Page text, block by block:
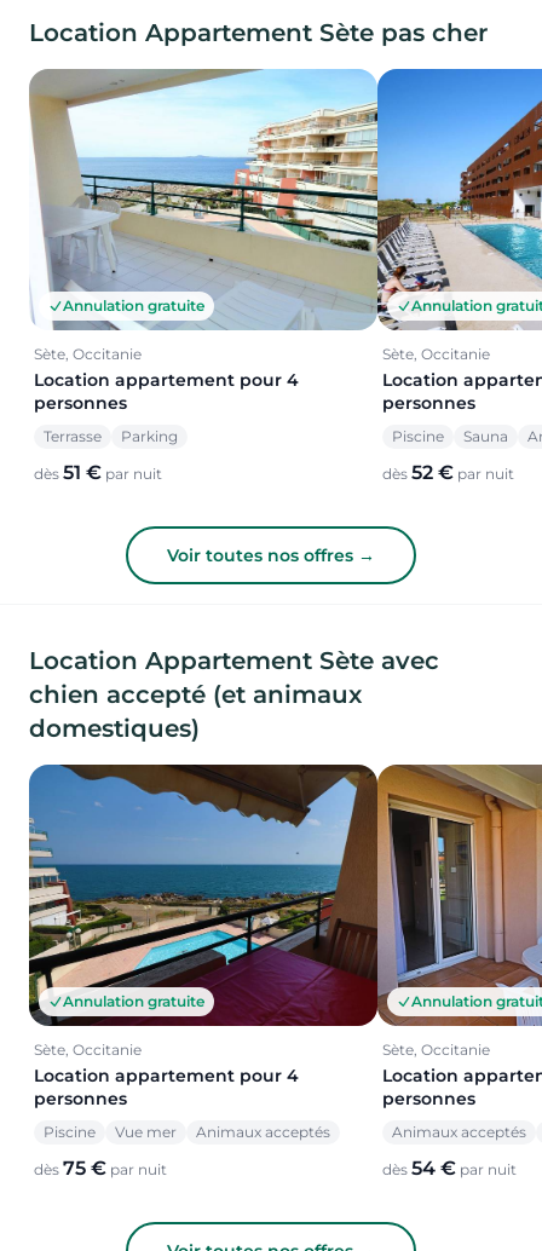
Location Appartement Sète pas cher
Annulation gratuite
Sète, Occitanie
Location appartement pour 4
personnes
Terrasse Parking
dès 51 € par nuit
Annulation
Sète, Occitanie
Location
personnes
Piscine Sauna
dès 52 € par nuit
Voir toutes nos offres →
Location Appartement Sète avec
chien accepté (et animaux
domestiques)
Annulation gratuite
Sète, Occitanie
Location appartement pour 4
personnes
Piscine Vue mer Animaux acceptés
dès 75 € par nuit
Annulation
Sète, Occitanie
Location
personnes
Animaux acceptés
dès 54 € par nuit